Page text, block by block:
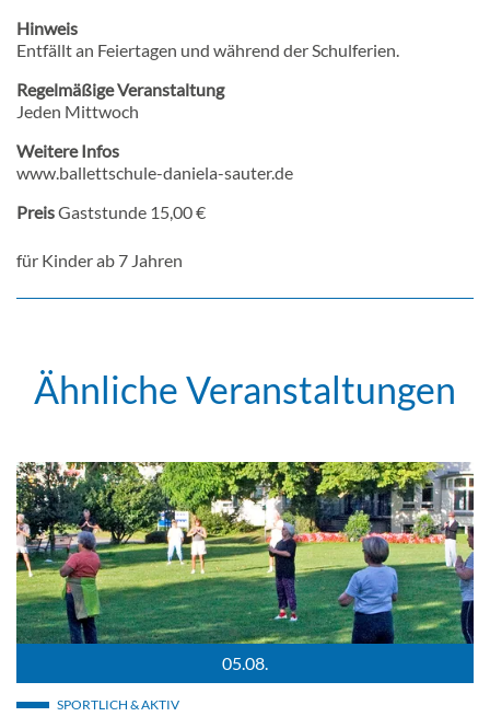
Hinweis
Entfällt an Feiertagen und während der Schulferien.
Regelmäßige Veranstaltung
Jeden Mittwoch
Weitere Infos
www.ballettschule-daniela-sauter.de
PreisGaststunde 15,00 €
für Kinder ab 7 Jahren
Ähnliche Veranstaltungen
05.08.
SPORTLICH & AKTIV